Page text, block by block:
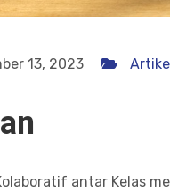
13, 2023 Artikel
antar Kelas